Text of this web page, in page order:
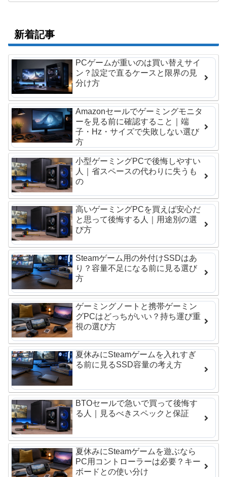
新着記事
PCゲームが重いのは買い替えサイ
ン？設定で直るケースと限界の見
分け方
Amazonセールでゲーミングモニタ
ーを見る前に確認すること｜端
子・Hz・サイズで失敗しない選び
方
小型ゲーミングPCで後悔しやすい
人｜省スペースの代わりに失うも
の
高いゲーミングPCを買えば安心だ
と思って後悔する人｜用途別の選
び方
Steamゲーム用の外付けSSDはあ
り？容量不足になる前に見る選び
方
ゲーミングノートと携帯ゲーミン
グPCはどっちがいい？持ち運び重
視の選び方
夏休みにSteamゲームを入れすぎ
る前に見るSSD容量の考え方
BTOセールで急いで買って後悔す
る人｜見るべきスペックと保証
夏休みにSteamゲームを遊ぶなら
PC用コントローラーは必要？キー
ボードとの使い分け